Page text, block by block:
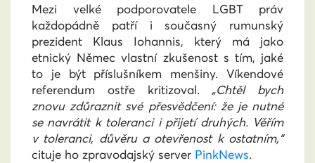
Mezi velké podporovatele LGBT práv
každopádně patří i současný rumunský
prezident Klaus Iohannis, který má jako
etnický Němec vlastní zkušenost s tím, jaké
to je být příslušníkem menšiny. Víkendové
referendum ostře kritizoval. „Chtěl bych
znovu zdůraznit své přesvědčení: že je nutné
se navrátit k toleranci i přijetí druhých. Věřím
v toleranci, důvěru a otevřenost k ostatním,“
cituje ho zpravodajský server PinkNews.